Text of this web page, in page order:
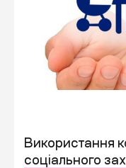
Використання
соціального